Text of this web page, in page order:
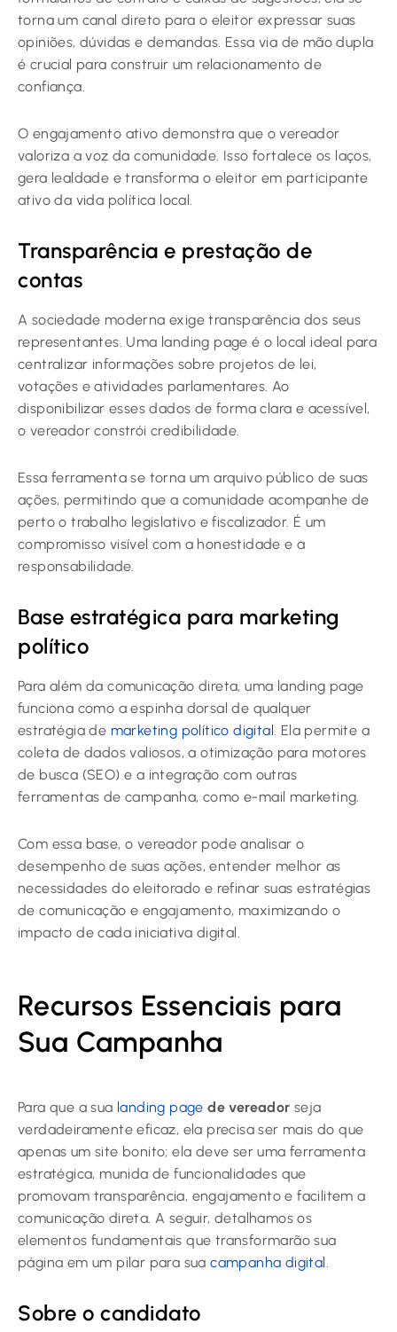
torna um canal direto para o eleitor expressar suas
opiniões, dúvidas e demandas. Essa via de mão dupla
é crucial para construir um relacionamento de
confiança.
O engajamento ativo demonstra que o vereador
valoriza a voz da comunidade. Isso fortalece os laços,
gera lealdade e transforma o eleitor em participante
ativo da vida política local.
Transparência e prestação de
contas
A sociedade moderna exige transparência dos seus
representantes. Uma landing page é o local ideal para
centralizar informações sobre projetos de lei,
votações e atividades parlamentares. Ao
disponibilizar esses dados de forma clara e acessível,
o vereador constrói credibilidade.
Essa ferramenta se torna um arquivo público de suas
ações, permitindo que a comunidade acompanhe de
perto o trabalho legislativo e fiscalizador. É um
compromisso visível com a honestidade e a
responsabilidade.
Base estratégica para marketing
político
Para além da comunicação direta, uma landing page
funciona como a espinha dorsal de qualquer
estratégia de marketing político digital . Ela permite a
coleta de dados valiosos, a otimização para motores
de busca (SEO) e a integração com outras
ferramentas de campanha, como e-mail marketing.
Com essa base, o vereador pode analisar o
desempenho de suas ações, entender melhor as
necessidades do eleitorado e refinar suas estratégias
de comunicação e engajamento, maximizando o
impacto de cada iniciativa digital.
Recursos Essenciais para
Sua Campanha
Para que a sua landing page de vereador seja
verdadeiramente eficaz, ela precisa ser mais do que
apenas um site bonito; ela deve ser uma ferramenta
estratégica, munida de funcionalidades que
promovam transparência, engajamento e facilitem a
comunicação direta. A seguir, detalhamos os
elementos fundamentais que transformarão sua
página em um pilar para suacampanha digital
Sobre o candidato